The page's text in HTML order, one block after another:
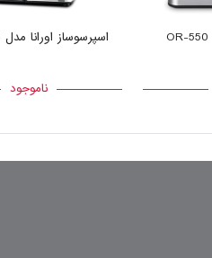
اسپرسوساز اورانا مدل OR-555
ناموجود